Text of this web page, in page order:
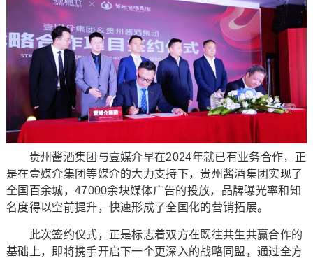
贵州酱酒集团与壹媒介早在2024年就已有业务合作，正
是在壹媒介集团等媒介的大力支持下，贵州酱酒集团实现了
全国百余城，47000余块媒体广告的投放，品牌曝光率和知
名度得以空前提升，快速形成了全国化的营销拓展。
此次签约仪式，正是标志着双方在既往共生共赢合作的
基础上，即将携手开启下一个更深入的战略同盟，通过全方